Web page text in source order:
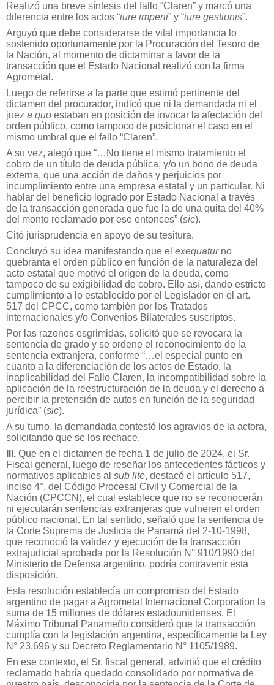
Realizó una breve síntesis del fallo “Claren” y marcó una
diferencia entre los actos “iure imperii” y “iure gestionis”.
Arguyó que debe considerarse de vital importancia lo
sostenido oportunamente por la Procuración del Tesoro de
la Nación, al momento de dictaminar a favor de la
transacción que el Estado Nacional realizó con la firma
Agrometal.
Luego de referirse a la parte que estimó pertinente del
dictamen del procurador, indicó que ni la demandada ni el
juez a quo estaban en posición de invocar la afectación del
orden público, como tampoco de posicionar el caso en el
mismo umbral que el fallo “Claren”.
A su vez, alegó que “…No tiene el mismo tratamiento el
cobro de un título de deuda pública, y/o un bono de deuda
externa, que una acción de daños y perjuicios por
incumplimiento entre una empresa estatal y un particular. Ni
hablar del beneficio logrado por Estado Nacional a través
de la transacción generada que fue la de una quita del 40%
del monto reclamado por ese entonces” (sic).
Citó jurisprudencia en apoyo de su tesitura.
Concluyó su idea manifestando que el exequatur no
quebranta el orden público en función de la naturaleza del
acto estatal que motivó el origen de la deuda, como
tampoco de su exigibilidad de cobro. Ello así, dando estricto
cumplimiento a lo establecido por el Legislador en el art.
517 del CPCC, como también por los Tratados
internacionales y/o Convenios Bilaterales suscriptos.
Por las razones esgrimidas, solicitó que se revocara la
sentencia de grado y se ordene el reconocimiento de la
sentencia extranjera, conforme “…el especial punto en
cuanto a la diferenciación de los actos de Estado, la
inaplicabilidad del Fallo Claren, la incompatibilidad sobre la
aplicación de la reestructuración de la deuda y el derecho a
percibir la pretensión de autos en función de la seguridad
jurídica” (sic).
A su turno, la demandada contestó los agravios de la actora,
solicitando que se los rechace.
III. Que en el dictamen de fecha 1 de julio de 2024, el Sr.
Fiscal general, luego de reseñar los antecedentes fácticos y
normativos aplicables al sub lite, destacó el artículo 517,
inciso 4°, del Código Procesal Civil y Comercial de la
Nación (CPCCN), el cual establece que no se reconocerán
ni ejecutarán sentencias extranjeras que vulneren el orden
público nacional. En tal sentido, señaló que la sentencia de
la Corte Suprema de Justicia de Panamá del 2-10-1998,
que reconoció la validez y ejecución de la transacción
extrajudicial aprobada por la Resolución N° 910/1990 del
Ministerio de Defensa argentino, podría contravenir esta
disposición.
Esta resolución establecía un compromiso del Estado
argentino de pagar a Agrometal Internacional Corporation la
suma de 15 millones de dólares estadounidenses. El
Máximo Tribunal Panameño consideró que la transacción
cumplía con la legislación argentina, específicamente la Ley
N° 23.696 y su Decreto Reglamentario N° 1105/1989.
En ese contexto, el Sr. fiscal general, advirtió que el crédito
reclamado habría quedado consolidado por normativa de